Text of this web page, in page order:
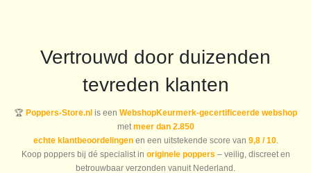
Vertrouwd door duizenden
tevreden klanten
🏆 Poppers-Store.nlis een WebshopKeurmerk-gecertificeerde webshop
met meer dan 2.850
echte klantbeoordelingenen een uitstekende score van 9,8 / 10.
Koop poppers bij dé specialist in originele poppers – veilig, discreet en
betrouwbaar verzonden vanuit Nederland.